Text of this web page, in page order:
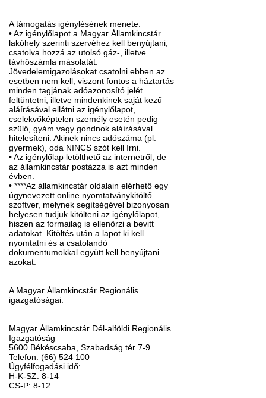
A támogatás igénylésének menete:
• Az igénylőlapot a Magyar Államkincstár
lakóhely szerinti szervéhez kell benyújtani,
csatolva hozzá az utolsó gáz-, illetve
távhőszámla másolatát.
Jövedelemigazolásokat csatolni ebben az
esetben nem kell, viszont fontos a háztartás
minden tagjának adóazonosító jelét
feltüntetni, illetve mindenkinek saját kezű
aláírásával ellátni az igénylőlapot,
cselekvőképtelen személy esetén pedig
szülő, gyám vagy gondnok aláírásával
hitelesíteni. Akinek nincs adószáma (pl.
gyermek), oda NINCS szót kell írni.
• Az igénylőlap letölthető az internetről, de
az államkincstár postázza is azt minden
évben.
• ****Az államkincstár oldalain elérhető egy
úgynevezett online nyomtatványkitöltő
szoftver, melynek segítségével bizonyosan
helyesen tudjuk kitölteni az igénylőlapot,
hiszen az formailag is ellenőrzi a bevitt
adatokat. Kitöltés után a lapot ki kell
nyomtatni és a csatolandó
dokumentumokkal együtt kell benyújtani
azokat.
A Magyar Államkincstár Regionális
igazgatóságai:
Magyar Államkincstár Dél-alföldi Regionális
Igazgatóság
5600 Békéscsaba, Szabadság tér 7-9.
Telefon: (66) 524 100
Ügyfélfogadási idő:
H-K-SZ: 8-14
CS-P: 8-12